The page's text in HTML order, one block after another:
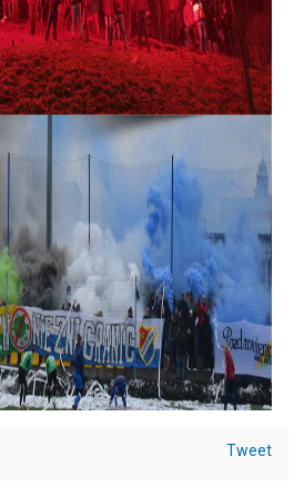
Tweet